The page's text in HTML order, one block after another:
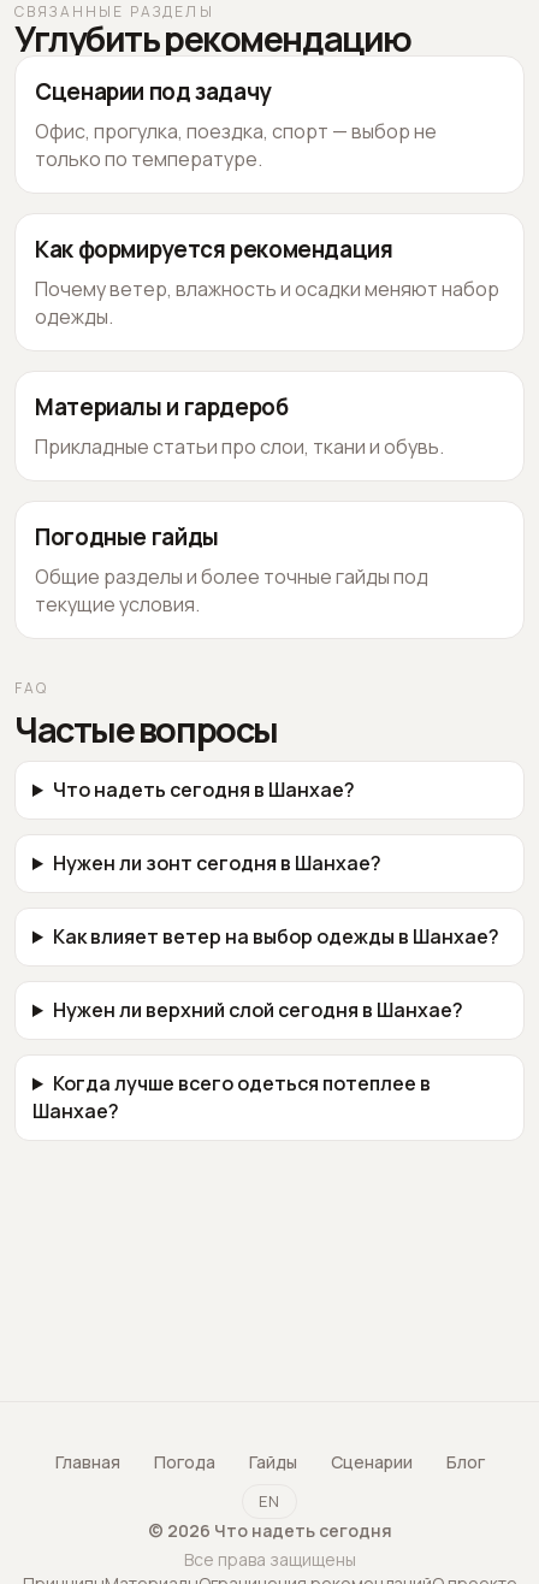
СВЯЗАННЫЕ РАЗДЕЛЫ
Углубить рекомендацию
Сценарии под задачу
Офис, прогулка, поездка, спорт — выбор не
только по температуре.
Как формируется рекомендация
Почему ветер, влажность и осадки меняют набор
одежды.
Материалы и гардероб
Прикладные статьи про слои, ткани и обувь.
Погодные гайды
Общие разделы и более точные гайды под
текущие условия.
FAQ
Частые вопросы
Что надеть сегодня в Шанхае?
Нужен ли зонт сегодня в Шанхае?
Как влияет ветер на выбор одежды в Шанхае?
Нужен ли верхний слой сегодня в Шанхае?
Когда лучше всего одеться потеплее в
Шанхае?
Главная Погода Гайды Сценарии Блог
EN
© 2026 Что надеть сегодня
Все права защищены